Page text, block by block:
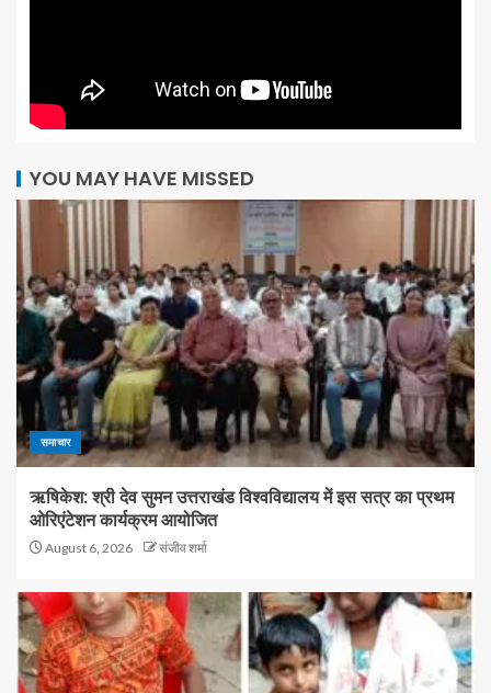
YOU MAY HAVE MISSED
समाचार
ऋषिकेश: श्री देव सुमन उत्तराखंड विश्वविद्यालय में इस सत्र का प्रथम
ओरिएंटेशन कार्यक्रम आयोजित
August 6, 2026 संजीव शर्मा